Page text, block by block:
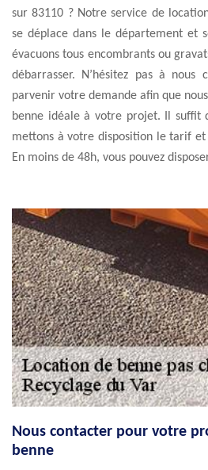
sur 83110 ? Notre service de
se déplace dans le département et
évacuons tous encombrants ou
débarrasser. N’hésitez pas à
parvenir votre demande afin que
benne idéale à votre projet. Il suffit
mettons à votre disposition le tarif
En moins de 48h, vous pouvez
Nous contacter pour votre
benne